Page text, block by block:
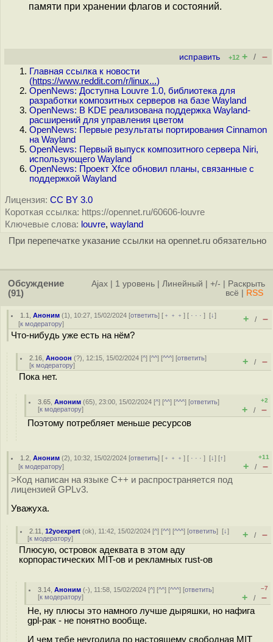
памяти при хранении флагов и состояний.
исправить +12 + / –
Главная ссылка к новости
(https://www.reddit.com/r/linux...)
OpenNews: Доступна Louvre 1.0, библиотека для
разработки композитных серверов на базе Wayland
OpenNews: В KDE реализована поддержка Wayland-
расширений для управления цветом
OpenNews: Первые результаты портирования Cinnamon
на Wayland
OpenNews: Первый выпуск композитного сервера Niri,
использующего Wayland
OpenNews: Проект Xfce обновил планы, связанные с
поддержкой Wayland
Лицензия: CC BY 3.0
Короткая ссылка: https://opennet.ru/60606-louvre
Ключевые слова: louvre, wayland
При перепечатке указание ссылки на opennet.ru обязательно
Обсуждение
(91)
Ajax 1 уровень Линейный +/-
Раскрыть
всё
RSS
1.1 ,Аноним (1), 10:27, 15/02/2024 [ответить] [ ﹢﹢﹢] [ · · ·][↓]
[к модератору] + / –
Что-нибудь уже есть на нём?
2.16 ,Анооон (?), 12:15, 15/02/2024 [^] [^^] [^^^] [ответить]
[к модератору] + / –
Пока нет.
3.65 ,Аноним (65), 23:00, 15/02/2024 [^] [^^] [^^^] [ответить]
[к модератору]
+2
+ / –
Поэтому потребляет меньше ресурсов
1.2 ,Аноним (2), 10:32, 15/02/2024 [ответить] [ ﹢﹢﹢] [ · · ·][↓] [↑]
[к модератору]
+11
+ / –
>Код написан на языке С++ и распространяется под
лицензией GPLv3.
Уважуха.
2.11 ,12yoexpert (ok), 11:42, 15/02/2024 [^] [^^] [^^^] [ответить][↓]
[к модератору] + / –
Плюсую, островок адеквата в этом аду
корпорастических MIT-ов и рекламных rust-ов
3.14 ,Аноним (-), 11:58, 15/02/2024 [^] [^^] [^^^] [ответить]
[к модератору]
–7
+ / –
Не, ну плюсы это намного лучше дыряшки, но нафига
gpl-рак - не понятно вообще.
И чем тебе неугодила по настоящему свободная MIT